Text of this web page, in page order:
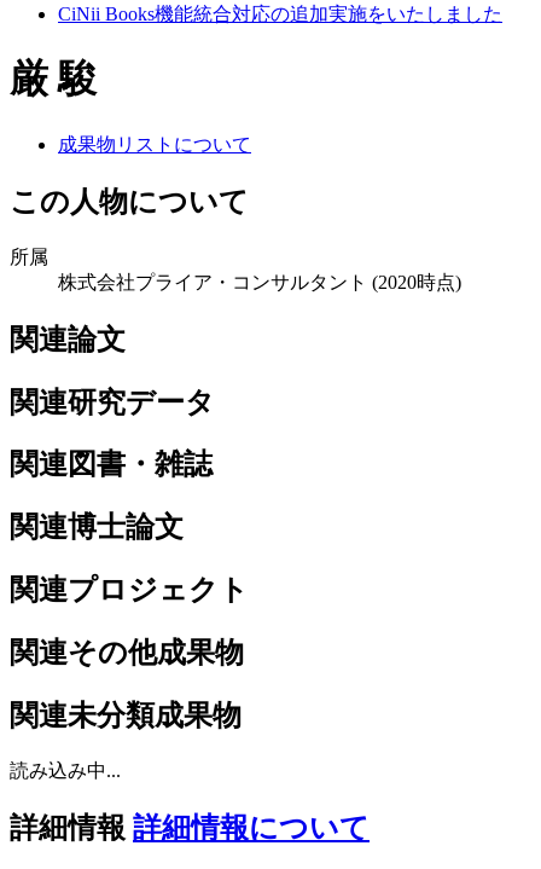
CiNii Books機能統合対応の追加実施をいたしました
厳 駿
成果物リストについて
この人物について
所属
株式会社プライア・コンサルタント (2020時点)
関連論文
関連研究データ
関連図書・雑誌
関連博士論文
関連プロジェクト
関連その他成果物
関連未分類成果物
読み込み中...
詳細情報 詳細情報について